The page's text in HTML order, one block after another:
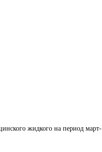
жидкого на период март-